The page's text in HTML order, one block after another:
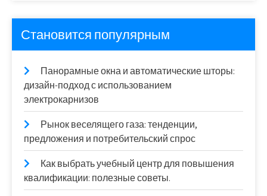
Становится популярным
Панорамные окна и автоматические шторы:
дизайн-подход с использованием
электрокарнизов
Рынок веселящего газа: тенденции,
предложения и потребительский спрос
Как выбрать учебный центр для повышения
квалификации: полезные советы.